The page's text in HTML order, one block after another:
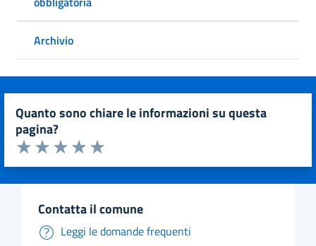
Archivio
quanto sono chiare le informazioni su questa
pagina?
Valuta da 1 a 5 stelle la pagina
Valuta 5 stelle su 5
Valuta 4 stelle su 5
Valuta 3 stelle su 5
Valuta 2 stelle su 5
Valuta 1 stelle su 5
contatta il comune
Leggi le domande frequenti